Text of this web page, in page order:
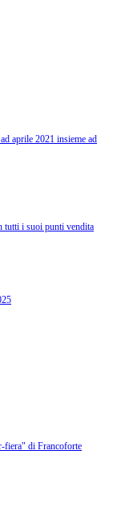
aprile 2021 insieme ad
tutti i suoi punti vendita
fiera" di Francoforte